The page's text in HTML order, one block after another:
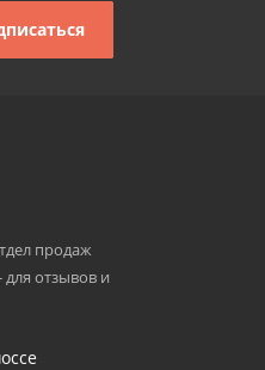
продаж
для отзывов и